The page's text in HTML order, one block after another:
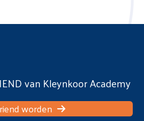
van Kleynkoor Academy
worden